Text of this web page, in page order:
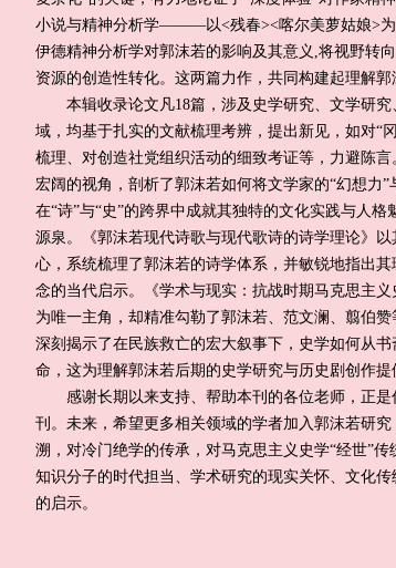
小说与精神分析学———以<残春><喀尔美萝姑娘>
伊德精神分析学对郭沫若的影响及其意义,将视野转
资源的创造性转化。这两篇力作，共同构建起理解郭
本辑收录论文凡18篇，涉及史学研究、文学研究
域，均基于扎实的文献梳理考辨，提出新见，如对“
梳理、对创造社党组织活动的细致考证等，力避陈
宏阔的视角，剖析了郭沫若如何将文学家的“幻想力”
在“诗”与“史”的跨界中成就其独特的文化实践与人
源泉。《郭沫若现代诗歌与现代歌诗的诗学理论》以
心，系统梳理了郭沫若的诗学体系，并敏锐地指出其
念的当代启示。《学术与现实：抗战时期马克思主
为唯一主角，却精准勾勒了郭沫若、范文澜、翦伯
深刻揭示了在民族救亡的宏大叙事下，史学如何从
命，这为理解郭沫若后期的史学研究与历史剧创作提
感谢长期以来支持、帮助本刊的各位老师，正是
刊。未来，希望更多相关领域的学者加入郭沫若研
溯，对冷门绝学的传承，对马克思主义史学“经世”
知识分子的时代担当、学术研究的现实关怀、文化
的启示。